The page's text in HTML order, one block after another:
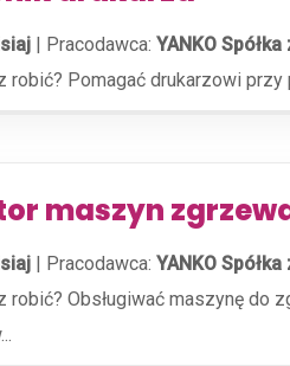
| Pracodawca: YANKO
robić? Pomagać drukarzowi przy
maszyn
| Pracodawca: YANKO
robić? Obsługiwać maszynę do